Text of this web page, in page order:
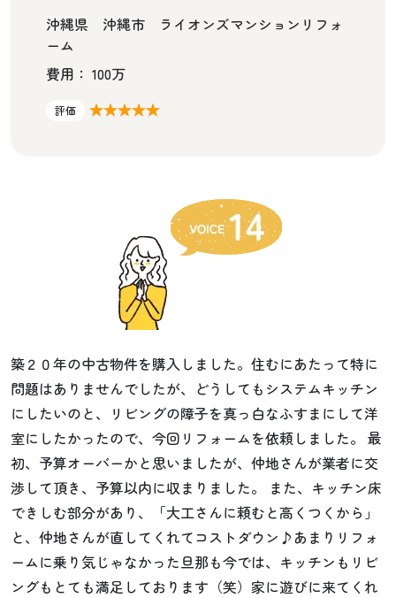
沖縄県 沖縄市 ライオンズマンションリフォ
ーム
費用： 100万
評価 ★★★★★
築２０年の中古物件を購入しました。住むにあたって特に
問題はありませんでしたが、どうしてもシステムキッチン
にしたいのと、リビングの障子を真っ白なふすまにして洋
室にしたかったので、今回リフォームを依頼しました。 最
初、予算オーバーかと思いましたが、仲地さんが業者に交
渉して頂き、予算以内に収まりました。 また、キッチン床
できしむ部分があり、「大工さんに頼むと高くつくから」
と、仲地さんが直してくれてコストダウン♪あまりリフォ
ームに乗り気じゃなかった旦那も今では、キッチンもリビ
ングもとても満足しております（笑）家に遊びに来てくれ